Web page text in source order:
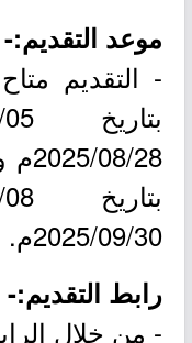
موعد التقديم:-
- التقديم
2025/09/30م.
رابط التقديم:-
- من خلال